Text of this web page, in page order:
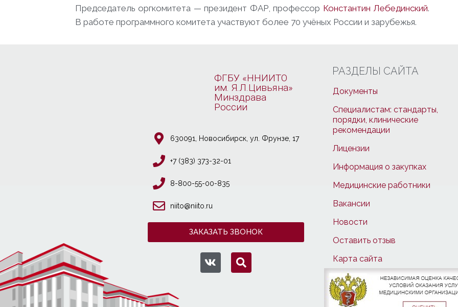
Председатель оргкомитета — президент ФАР, профессор Константин Лебединский.
В работе программного комитета участвуют более 70 учёных России и зарубежья.
ФГБУ «ННИИТО
им. Я.Л.Цивьяна»
Минздрава
России
630091, Новосибирcк, ул. Фрунзе, 17
+7 (383) 373-32-01
8-800-55-00-835
niito@niito.ru
ЗАКАЗАТЬ ЗВОНОК
РАЗДЕЛЫ САЙТА
Документы
Специалистам: стандарты,
порядки, клинические
рекомендации
Лицензии
Информация о закупках
Медицинские работники
Вакансии
Новости
Оставить отзыв
Карта сайта